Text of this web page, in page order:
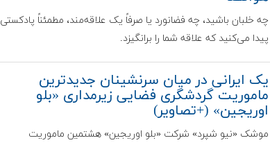
چه خلبان باشید، چه فضانورد یا صرفاً یک علاقه‌مند، مطمئناً پادکستی
پیدا می‌کنید که علاقه شما را برانگیزد.
یک ایرانی در میان سرنشینان جدیدترین
ماموریت گردشگری فضایی زیرمداری «بلو
اوریجین» (+تصاویر)
موشک «نیو شپرد» شرکت «بلو اوریجین» هشتمین ماموریت